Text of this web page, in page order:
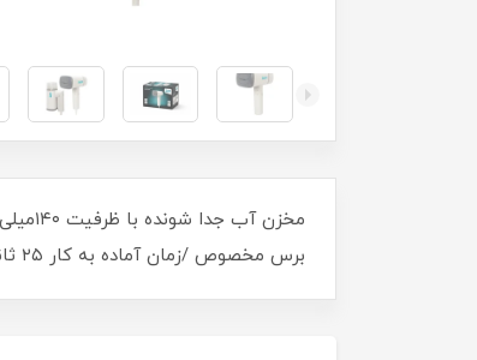
برس مخصوص /زمان آماده به کار ٢۵ ثانیه/توان ١۵٠٠ وات قابلیت حمل آسان (تاشونده)